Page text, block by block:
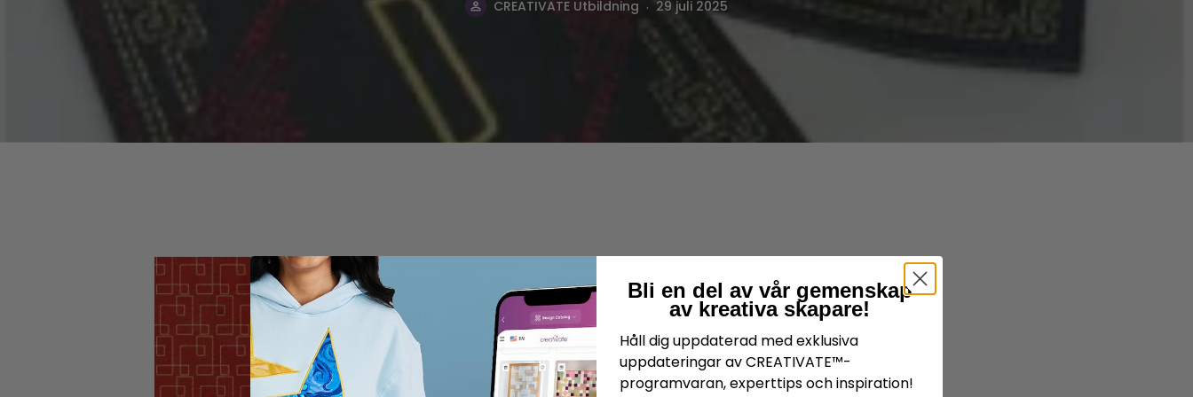
CREATIVATE Utbildning 29 juli 2025
Bli en del av vår gemenskap
av kreativa skapare!
Håll dig uppdaterad med exklusiva
uppdateringar av CREATIVATE™-
programvaran, experttips och inspiration!